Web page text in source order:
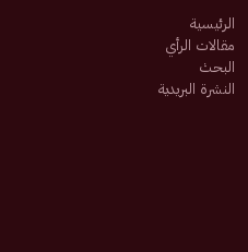
الرئيسية
مقالات الرأي
البحث
النشرة البريدية